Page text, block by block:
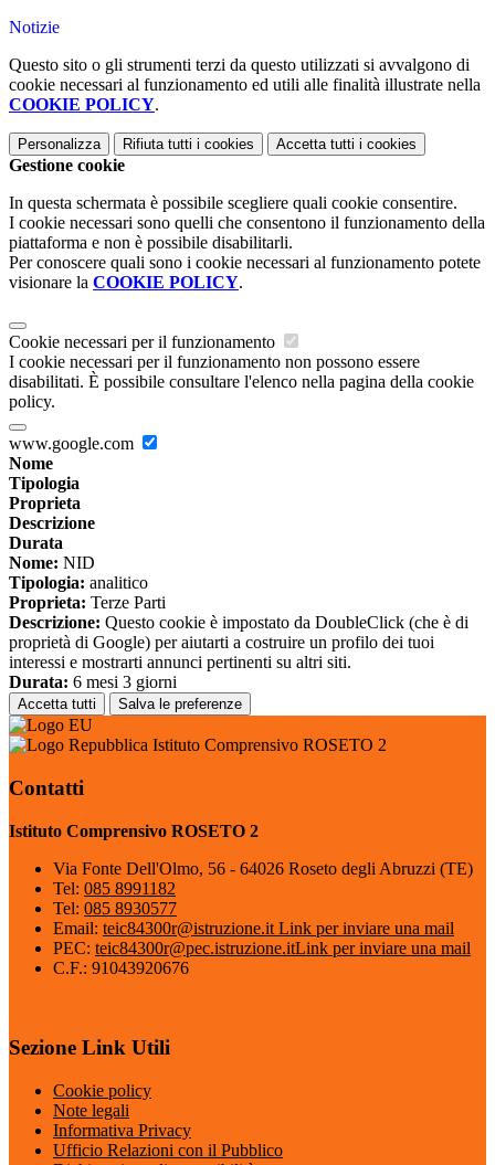
Notizie
Questo sito o gli strumenti terzi da questo utilizzati si avvalgono di
cookie necessari al funzionamento ed utili alle finalità illustrate nella
COOKIE POLICY.
Personalizza Rifiuta tutti i cookies Accetta tutti i cookies
Gestione cookie
In questa schermata è possibile scegliere quali cookie consentire.
I cookie necessari sono quelli che consentono il funzionamento della
piattaforma e non è possibile disabilitarli.
Per conoscere quali sono i cookie necessari al funzionamento potete
visionare la COOKIE POLICY.
Cookie necessari per il funzionamento
I cookie necessari per il funzionamento non possono essere
disabilitati. È possibile consultare l'elenco nella pagina della cookie
policy.
www.google.com
Nome
Tipologia
Proprieta
Descrizione
Durata
Nome: NID
Tipologia: analitico
Proprieta: Terze Parti
Descrizione: Questo cookie è impostato da DoubleClick (che è di
proprietà di Google) per aiutarti a costruire un profilo dei tuoi
interessi e mostrarti annunci pertinenti su altri siti.
Durata: 6 mesi 3 giorni
Accetta tutti Salva le preferenze
Istituto Comprensivo ROSETO 2
Contatti
Istituto Comprensivo ROSETO 2
Via Fonte Dell'Olmo, 56 - 64026 Roseto degli Abruzzi (TE)
Tel: 085 8991182
Tel: 085 8930577
Email: teic84300r@istruzione.it Link per inviare una mail
PEC: teic84300r@pec.istruzione.itLink per inviare una mail
C.F.: 91043920676
Sezione Link Utili
Cookie policy
Note legali
Informativa Privacy
Ufficio Relazioni con il Pubblico